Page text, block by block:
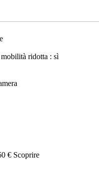
ridotta : sì
€ Scoprire